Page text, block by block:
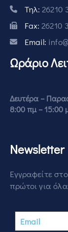
Τηλ: 26210
Fax: 26210
Email:
Ωράριο
Δευτέρα –
8:00 πμ – 15:00
Newsletter
Εγγραφείτε
πρώτοι για